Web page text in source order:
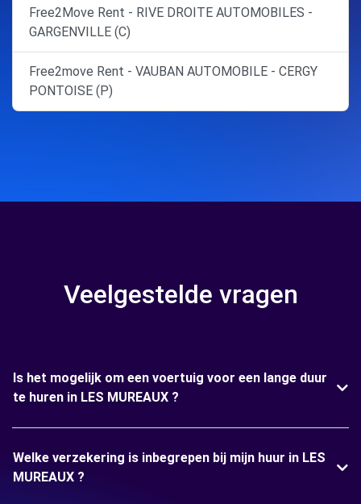
Free2Move Rent - RIVE DROITE AUTOMOBILES -
GARGENVILLE (C)
Free2move Rent - VAUBAN AUTOMOBILE - CERGY
PONTOISE (P)
Veelgestelde vragen
Is het mogelijk om een voertuig voor een lange duur
te huren in LES MUREAUX ?
Welke verzekering is inbegrepen bij mijn huur in LES
MUREAUX ?